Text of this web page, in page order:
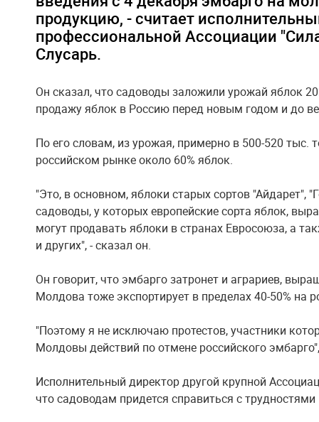
продукцию, - считает
профессиональной Ассоциации
Слусарь.
Он сказал, что садоводы заложили урожай яблок
продажу яблок в Россию перед новым годом и до
По его словам, из урожая, примерно в 500-520
российском рынке около 60% яблок.
"Это, в основном, яблоки старых сортов "Айдарет",
садоводы, у которых европейские сорта яблок,
могут продавать яблоки в странах Евросоюза, а
и других", - сказал он.
Он говорит, что эмбарго затронет и аграриев,
Молдова тоже экспортирует в пределах 40-50% на
"Поэтому я не исключаю протестов, участники
Молдовы действий по отмене российского
Исполнительный директор другой крупной
что садоводам придется справиться с